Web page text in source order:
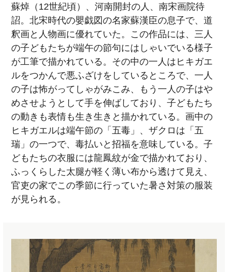
蘇焯（12世紀頃）、河南開封の人、南宋画院待
詔。北宋時代の嬰戯図の名家蘇漢臣の息子で、道
釈画と人物画に優れていた。この作品には、三人
の子どもたちが端午の節句にはしゃいでいる様子
が工筆で描かれている。その中の一人はヒキガエ
ルをつかんで悪ふざけをしているところで、一人
の子は怖がってしゃがみこみ、もう一人の子はや
めさせようとして手を伸ばしており、子どもたち
の動きも表情も生き生きと描かれている。画中の
ヒキガエルは端午節の「五毒」、ザクロは「五
瑞」の一つで、毒払いと招福を意味している。子
どもたちの衣服には龍鳳紋が金で描かれており、
ふっくらした太腿が軽く薄い布から透けて見え、
官吏の家でこの季節に行っていた暑さ対策の服装
が見られる。